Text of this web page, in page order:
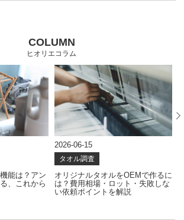
COLUMN
ヒオリエコラム
能は？アン
、これから
2026-06-15
タオル調査
オリジナルタオルをOEMで作るに
は？費用相場・ロット・失敗しな
い依頼ポイントを解説